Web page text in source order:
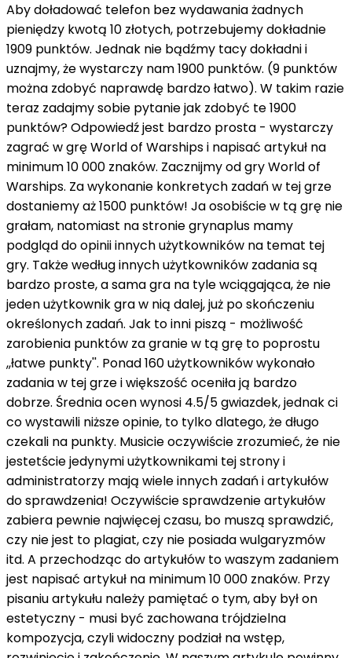
Aby doładować telefon bez wydawania żadnych
pieniędzy kwotą 10 złotych, potrzebujemy dokładnie
1909 punktów. Jednak nie bądźmy tacy dokładni i
uznajmy, że wystarczy nam 1900 punktów. (9 punktów
można zdobyć naprawdę bardzo łatwo). W takim razie
teraz zadajmy sobie pytanie jak zdobyć te 1900
punktów? Odpowiedź jest bardzo prosta - wystarczy
zagrać w grę World of Warships i napisać artykuł na
minimum 10 000 znaków. Zacznijmy od gry World of
Warships. Za wykonanie konkretych zadań w tej grze
dostaniemy aż 1500 punktów! Ja osobiście w tą grę nie
grałam, natomiast na stronie grynaplus mamy
podgląd do opinii innych użytkowników na temat tej
gry. Także według innych użytkowników zadania są
bardzo proste, a sama gra na tyle wciągająca, że nie
jeden użytkownik gra w nią dalej, już po skończeniu
określonych zadań. Jak to inni piszą - możliwość
zarobienia punktów za granie w tą grę to poprostu
,,łatwe punkty''. Ponad 160 użytkowników wykonało
zadania w tej grze i większość oceniła ją bardzo
dobrze. Średnia ocen wynosi 4.5/5 gwiazdek, jednak ci
co wystawili niższe opinie, to tylko dlatego, że długo
czekali na punkty. Musicie oczywiście zrozumieć, że nie
jestetście jedynymi użytkownikami tej strony i
administratorzy mają wiele innych zadań i artykułów
do sprawdzenia! Oczywiście sprawdzenie artykułów
zabiera pewnie najwięcej czasu, bo muszą sprawdzić,
czy nie jest to plagiat, czy nie posiada wulgaryzmów
itd. A przechodząc do artykułów to waszym zadaniem
jest napisać artykuł na minimum 10 000 znaków. Przy
pisaniu artykułu należy pamiętać o tym, aby był on
estetyczny - musi być zachowana trójdzielna
kompozycja, czyli widoczny podział na wstęp,